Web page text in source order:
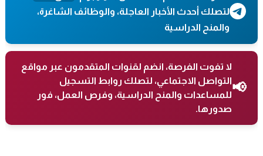
لتصلك أحدث الأخبار العاجلة، والوظائف الشاغرة،
والمنح الدراسية
📢
لا تفوت الفرصة، انضم لقنوات المتقدمون عبر مواقع
التواصل الاجتماعي، لتصلك روابط التسجيل
للمساعدات والمنح الدراسية، وفرص العمل، فور
صدورها.